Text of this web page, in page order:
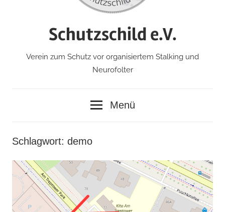
Schutzschild e.V.
Verein zum Schutz vor organisiertem Stalking und
Neurofolter
Menü
Schlagwort: demo